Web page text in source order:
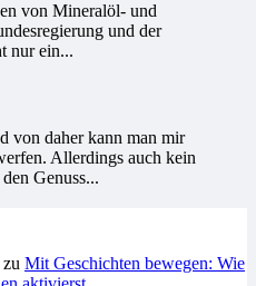
von Mineralöl- und
und der
nur ein...
von daher kann man mir
Allerdings auch kein
Genuss...
zu Mit Geschichten bewegen: Wie